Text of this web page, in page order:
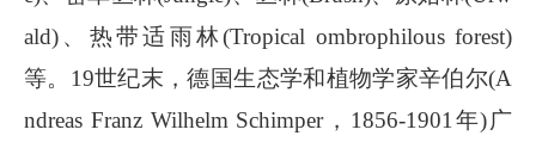
ald)、热带适雨林(Tropical ombrophilous forest)
等。19世纪末，德国生态学和植物学家辛伯尔(A
ndreas Franz Wilhelm Schimper，1856-1901年)广